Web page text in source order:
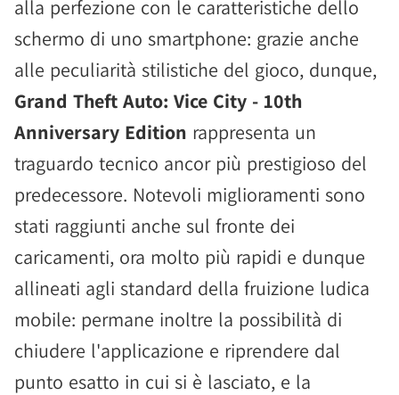
alla perfezione con le caratteristiche dello
schermo di uno smartphone: grazie anche
alle peculiarità stilistiche del gioco, dunque,
Grand Theft Auto: Vice City - 10th
Anniversary Edition rappresenta un
traguardo tecnico ancor più prestigioso del
predecessore. Notevoli miglioramenti sono
stati raggiunti anche sul fronte dei
caricamenti, ora molto più rapidi e dunque
allineati agli standard della fruizione ludica
mobile: permane inoltre la possibilità di
chiudere l'applicazione e riprendere dal
punto esatto in cui si è lasciato, e la